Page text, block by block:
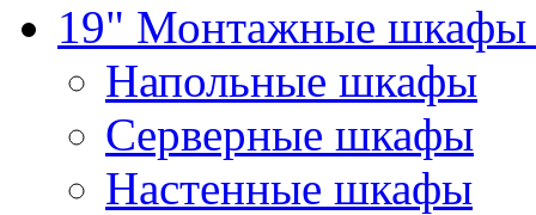
19" Монтажные
Напольные шкафы
Серверные шкафы
Настенные шкафы